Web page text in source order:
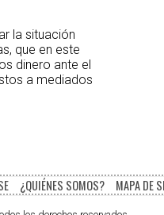
la situación
que en este
dinero ante el
a mediados
¿QUIÉNES SOMOS? MAPA DE